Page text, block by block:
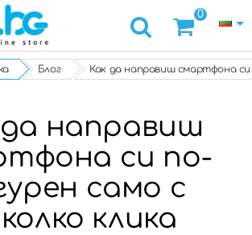
0
Блог Как да направиш смартфона си
направиш
си по-
само с
клика